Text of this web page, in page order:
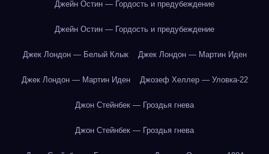
Джейн Остин — Гордость и предубеждение
Джейн Остин — Гордость и предубеждение
Джек Лондон — Белый Клык Джек Лондон — Мартин Иден
Джек Лондон — Мартин Иден Джозеф Хеллер — Уловка-22
Джон Стейнбек — Гроздья гнева
Джон Стейнбек — Гроздья гнева